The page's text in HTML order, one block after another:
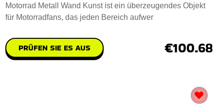
Motorrad Metall Wand Kunst ist ein überzeugendes Objekt
für Motorradfans, das jeden Bereich aufwer
PRÜFEN SIE ES AUS €100.68